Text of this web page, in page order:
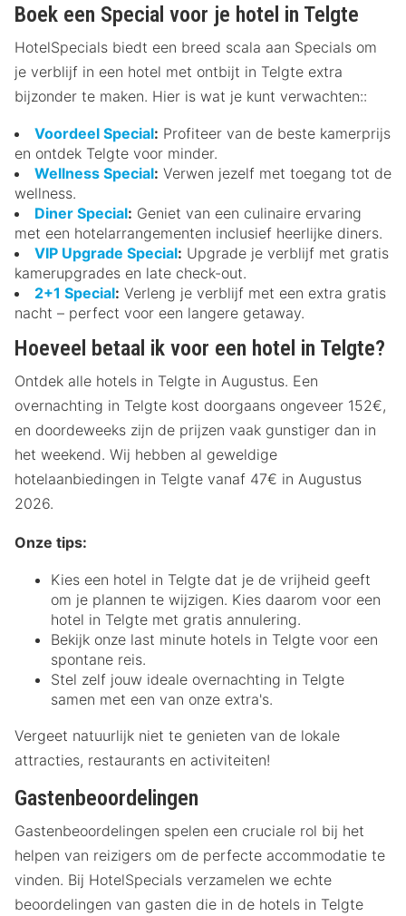
Boek een Special voor je hotel in Telgte
HotelSpecials biedt een breed scala aan Specials om
je verblijf in een hotel met ontbijt in Telgte extra
bijzonder te maken. Hier is wat je kunt verwachten::
Voordeel Special: Profiteer van de beste kamerprijs
en ontdek Telgte voor minder.
Wellness Special: Verwen jezelf met toegang tot de
wellness.
Diner Special: Geniet van een culinaire ervaring
met een hotelarrangementen inclusief heerlijke diners.
VIP Upgrade Special: Upgrade je verblijf met gratis
kamerupgrades en late check-out.
2+1 Special: Verleng je verblijf met een extra gratis
nacht – perfect voor een langere getaway.
Hoeveel betaal ik voor een hotel in Telgte?
Ontdek alle hotels in Telgte in Augustus. Een
overnachting in Telgte kost doorgaans ongeveer 152€,
en doordeweeks zijn de prijzen vaak gunstiger dan in
het weekend. Wij hebben al geweldige
hotelaanbiedingen in Telgte vanaf 47€ in Augustus
2026.
Onze tips:
Kies een hotel in Telgte dat je de vrijheid geeft
om je plannen te wijzigen. Kies daarom voor een
hotel in Telgte met gratis annulering.
Bekijk onze last minute hotels in Telgte voor een
spontane reis.
Stel zelf jouw ideale overnachting in Telgte
samen met een van onze extra's.
Vergeet natuurlijk niet te genieten van de lokale
attracties, restaurants en activiteiten!
Gastenbeoordelingen
Gastenbeoordelingen spelen een cruciale rol bij het
helpen van reizigers om de perfecte accommodatie te
vinden. Bij HotelSpecials verzamelen we echte
beoordelingen van gasten die in de hotels in Telgte